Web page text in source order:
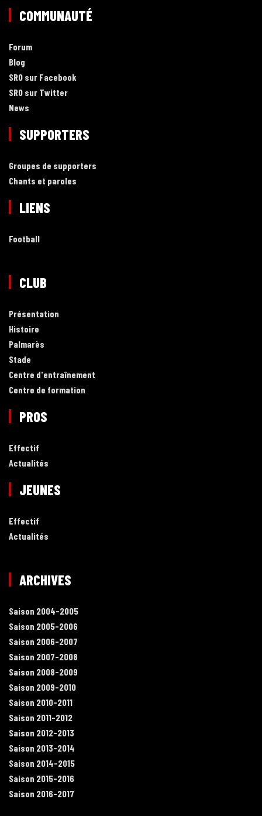
COMMUNAUTÉ
Forum
Blog
SRO sur Facebook
SRO sur Twitter
News
SUPPORTERS
Groupes de supporters
Chants et paroles
LIENS
Football
CLUB
Présentation
Histoire
Palmarès
Stade
Centre d'entraînement
Centre de formation
PROS
Effectif
Actualités
JEUNES
Effectif
Actualités
ARCHIVES
Saison 2004-2005
Saison 2005-2006
Saison 2006-2007
Saison 2007-2008
Saison 2008-2009
Saison 2009-2010
Saison 2010-2011
Saison 2011-2012
Saison 2012-2013
Saison 2013-2014
Saison 2014-2015
Saison 2015-2016
Saison 2016-2017